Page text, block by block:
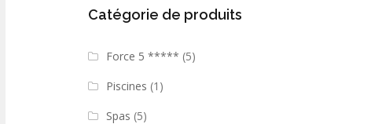
Catégorie de produits
Force 5 ***** (5)
Piscines (1)
Spas (5)